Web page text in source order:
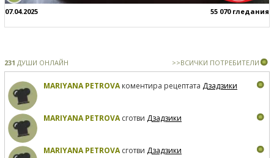
07.04.2025 55 070 гледания
231 ДУШИ ОНЛАЙН >>ВСИЧКИ ПОТРЕБИТЕЛИ
MARIYANA PETROVAкоментира рецептата Дзадзики
MARIYANA PETROVAсготви Дзадзики
MARIYANA PETROVAсготви Дзадзики